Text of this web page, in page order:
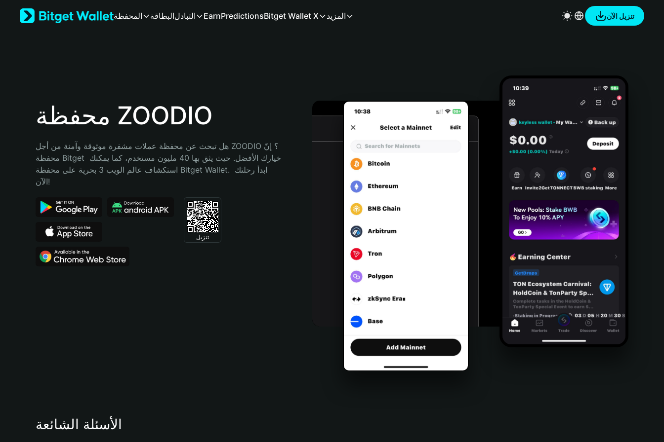
Bahasa Indonesia
Português (Brasil)
المحفظة البطاقةالتبادل EarnPredictionsBitget Wallet X المزيد تنزيل الآن
محفظة ZOODIO
هل تبحث عن محفظة عملات مشفرة موثوقة وآمنة من أجل ZOODIO؟ إنّ
محفظة Bitget خيارك الأفضل. حيث يثق بها 40 مليون مستخدم، كما يمكنك
استكشاف عالم الويب 3 بحرية على محفظة Bitget Wallet. ابدأ رحلتك
الآن!
تنزيل
الأسئلة الشائعة